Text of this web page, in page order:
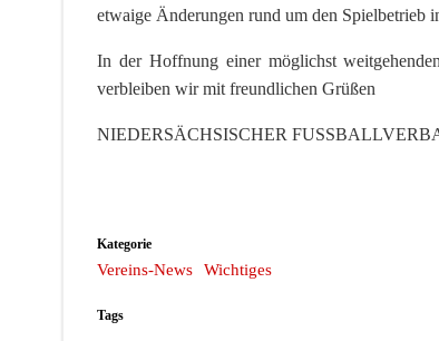
etwaige Änderungen rund um den Spielbetrieb
In der Hoffnung einer möglichst
verbleiben wir mit freundlichen Grüßen
NIEDERSÄCHSISCHER
Kategorie
Vereins-News Wichtiges
Tags